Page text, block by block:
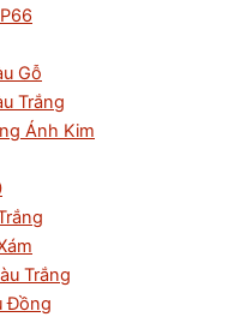
Gỗ
Trắng
Ánh Kim
Trắng
Đồng